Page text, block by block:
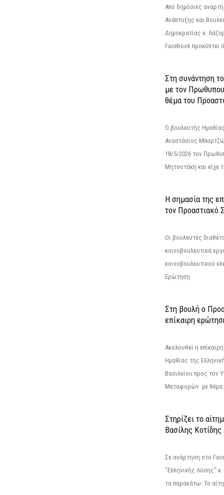
Από δημόσιες
Ανάπτυξης και
Δημοκρατίας κ.
Facebook προκύπτει
Στη συνάντηση
με τον
θέμα του
Ο βουλευτής
Αναστάσιος
18/5/2026 τον
Μητσοτάκη και είχε
Η σημασία της
τον Προαστιακό
Οι βουλευτές
κοινοβουλευτικά
κοινοβουλευτικού
Ερώτηση
Στη βουλή ο
επίκαιρη
Ακολουθεί η
Ημαθίας της
Βασιλείου προς τον
Μεταφορών με θέμα:
Στηρίζει το
Βασίλης Κοτίδης
Σε ανάρτηση στο
"Ελληνικής Λύσης"
τα παρακάτω: Το